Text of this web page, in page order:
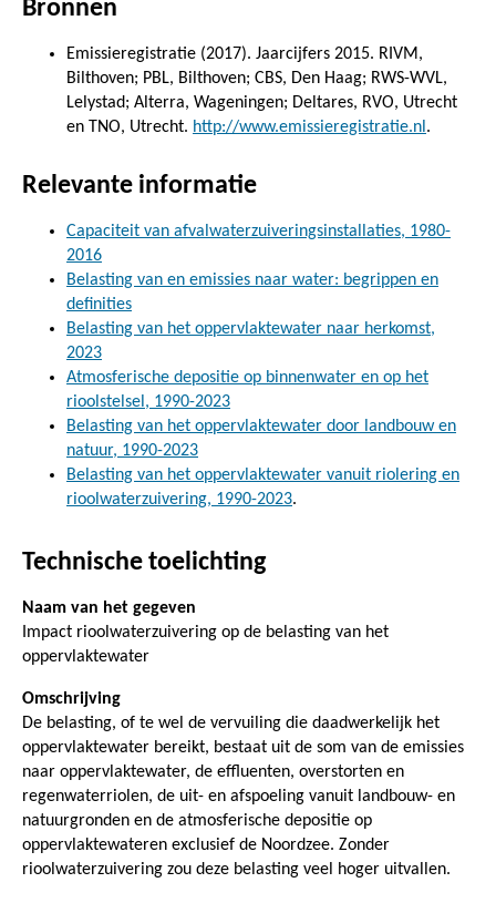
Bronnen
Emissieregistratie (2017). Jaarcijfers 2015. RIVM,
Bilthoven; PBL, Bilthoven; CBS, Den Haag; RWS-WVL,
Lelystad; Alterra, Wageningen; Deltares, RVO, Utrecht
en TNO, Utrecht. http://www.emissieregistratie.nl .
Relevante informatie
Capaciteit van afvalwaterzuiveringsinstallaties, 1980-
2016
Belasting van en emissies naar water: begrippen en
definities
Belasting van het oppervlaktewater naar herkomst,
2023
Atmosferische depositie op binnenwater en op het
rioolstelsel, 1990-2023
Belasting van het oppervlaktewater door landbouw en
natuur, 1990-2023
Belasting van het oppervlaktewater vanuit riolering en
rioolwaterzuivering, 1990-2023.
Technische toelichting
Naam van het gegeven
Impact rioolwaterzuivering op de belasting van het
oppervlaktewater
Omschrijving
De belasting, of te wel de vervuiling die daadwerkelijk het
oppervlaktewater bereikt, bestaat uit de som van de emissies
naar oppervlaktewater, de effluenten, overstorten en
regenwaterriolen, de uit- en afspoeling vanuit landbouw- en
natuurgronden en de atmosferische depositie op
oppervlaktewateren exclusief de Noordzee. Zonder
rioolwaterzuivering zou deze belasting veel hoger uitvallen.